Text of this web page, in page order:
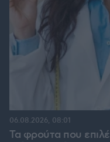
Τα φρούτα που
06.08.2026, 08:01